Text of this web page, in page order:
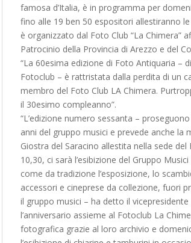
famosa d’Italia, è in programma per
fino alle 19 ben 50 espositori allestiranno
è organizzato dal Foto Club “La Chimera”
Patrocinio della Provincia di Arezzo e del
“La 60esima edizione di Foto Antiquaria –
Fotoclub – è rattristata dalla perdita di un
membro del Foto Club LA Chimera.
il 30esimo compleanno”.
“L’edizione numero sessanta –
anni del gruppo musici e prevede anche
Giostra del Saracino allestita nella sede
10,30, ci sarà l’esibizione del Gruppo
come da tradizione l’esposizione, lo
accessori e cineprese da collezione, fuori
il gruppo musici – ha detto il
l’anniversario assieme al Fotoclub La
fotografica grazie al loro archivio e